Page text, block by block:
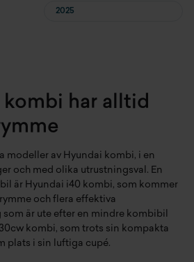
2025
kombi har alltid
modeller av Hyundai kombi, i en
och med olika utrustningsval. En
är Hyundai i40 kombi, som kommer
och flera effektiva
som är ute efter en mindre kombibil
kombi, som trots sin kompakta
plats i sin luftiga cupé.